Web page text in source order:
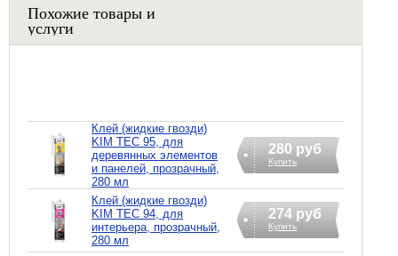
Похожие товары и
услуги
Клей (жидкие гвозди)
KIM TEC 95, для
деревянных элементов
и панелей, прозрачный,
280 мл
280 руб
Купить
Клей (жидкие гвозди)
KIM TEC 94, для
интерьера, прозрачный,
280 мл
274 руб
Купить